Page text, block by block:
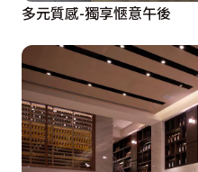
多元質感-獨享愜意午後